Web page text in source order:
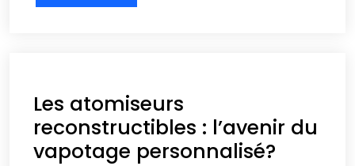
Les atomiseurs
reconstructibles : l’avenir du
vapotage personnalisé?